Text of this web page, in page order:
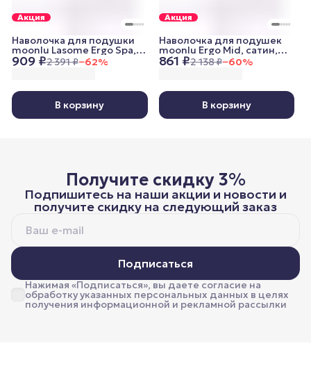
Акция
909 ₽2 391 ₽−62%
Наволочка для подушки
moonlu Lasome Ergo Spa,
сатин, серая
В корзину
Акция
861 ₽2 138 ₽−60%
Наволочка для подушек
moonlu Ergo Mid, сатин,
серая
В корзину
Получите скидку 3%
Подпишитесь на наши акции и новости и
получите скидку на следующий заказ
Подписаться
Нажимая «Подписаться», вы даете согласие на
обработку указанных персональных данных в целях
получения информационной и рекламной рассылки